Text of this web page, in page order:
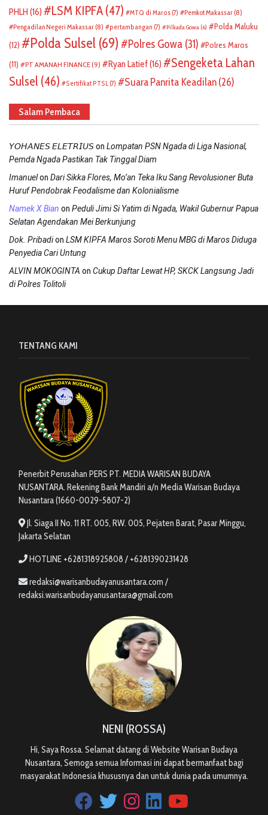
PHLH (16) LSM KIPFA (47) MTQ di Maros (7) Pemkot Makassar (8)
Pengadilan Negeri Makassar (8) pertambangan (7) Pilkada Gowa (6)
Polda Maluku
(12)
Polda Sulsel (69) Polres Gowa (31)
Polres Maros
(11)
PT AMANAH FINANCE(9) Ryan Latief(16)
Sengeketa Lahan
Sulsel (46) Sertifikat PTSL (7) Suara Panrita Keadilan(26)
Salam Pembaca
𝘠𝘖𝘏𝘈𝘕𝘌𝘚 𝘌𝘓𝘌𝘛𝘙𝘐𝘜𝘚on Lompatan PSN Ngada di Liga Nasional,
Pemda Ngada Pastikan Tak Tinggal Diam
Imanuelon Dari Sikka Flores, Mo’an Teka Iku Sang Revolusioner Buta
Huruf Pendobrak Feodalisme dan Kolonialisme
Namek X Bian on Peduli Jimi Si Yatim di Ngada, Wakil Gubernur Papua
Selatan Agendakan Mei Berkunjung
Dok. Pribadion LSM KIPFA Maros Soroti Menu MBG di Maros Diduga
Penyedia Cari Untung
ALVIN MOKOGINTA on Cukup Daftar Lewat HP, SKCK Langsung Jadi
di Polres Tolitoli
TENTANG KAMI
Penerbit Perusahan PERS PT. MEDIA WARISAN BUDAYA
NUSANTARA. Rekening Bank Mandiri a/n Media Warisan Budaya
Nusantara (1660-0029-5807-2)
Jl. Siaga II No. 11 RT. 005, RW. 005, Pejaten Barat, Pasar Minggu,
Jakarta Selatan
HOTLINE +6281318925808 / +6281390231428
redaksi@warisanbudayanusantara.com /
redaksi.warisanbudayanusantara@gmail.com
NENI (ROSSA)
Hi, Saya Rossa. Selamat datang di Website Warisan Budaya
Nusantara, Semoga semua Informasi ini dapat bermanfaat bagi
masyarakat Indonesia khususnya dan untuk dunia pada umumnya.